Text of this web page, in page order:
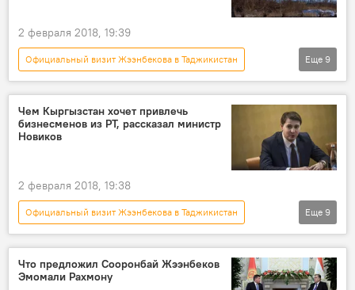
2 февраля 2018, 19:39
Официальный визит Жээнбекова в Таджикистан
Политика
Новости
В мире
Кыргызстан
Азия
Курбанбай Искандаров
государство
Еще 9
Чем Кыргызстан хочет привлечь
бизнесменов из РТ, рассказал министр
Новиков
2 февраля 2018, 19:38
Официальный визит Жээнбекова в Таджикистан
Новости
Кыргызстан
экономика
Баткенская область
Бишкекский СЭЗ
бизнес
Еще 9
Что предложил Сооронбай Жээнбеков
Эмомали Рахмону